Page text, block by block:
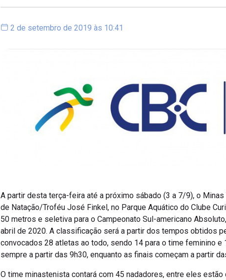
2 de setembro de 2019 às 10:41
A partir desta terça-feira até a próximo sábado (3 a 7/9), o
de Natação/Troféu José Finkel, no Parque Aquático do Clube
50 metros e seletiva para o Campeonato Sul-americano
abril de 2020. A classificação será a partir dos tempos obtidos
convocados 28 atletas ao todo, sendo 14 para o time feminino
sempre a partir das 9h30, enquanto as finais começam a partir
O time minastenista contará com 45 nadadores, entre eles